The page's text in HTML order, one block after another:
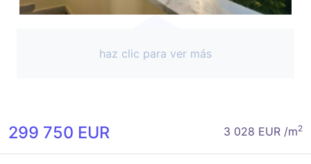
haz clic para ver más
299 750 EUR 3 028 EUR /m2